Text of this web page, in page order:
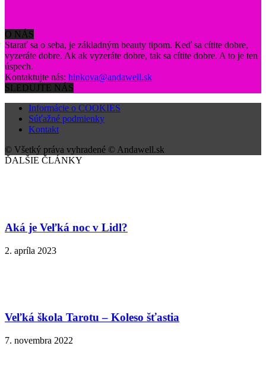
O NÁS
Starať sa o seba, je základným beauty tipom. Keď sa cítite dobre,
vyzeráte dobre. Ak ak vyzeráte dobre, tak sa cítite dobre. A to je ten
úspech.
Kontaktujte nás: hinkova@andawell.sk
SLEDUJTE NÁS
Informácie o COOKIES
Súťažné podmienky
Kontakt
© Všetký práva vyhradené © Andawell.sk
ĎALŠIE ČLÁNKY
Aká je Veľká noc v Lidl?
2. apríla 2023
Veľká škola Tarotu – Koleso šťastia
7. novembra 2022